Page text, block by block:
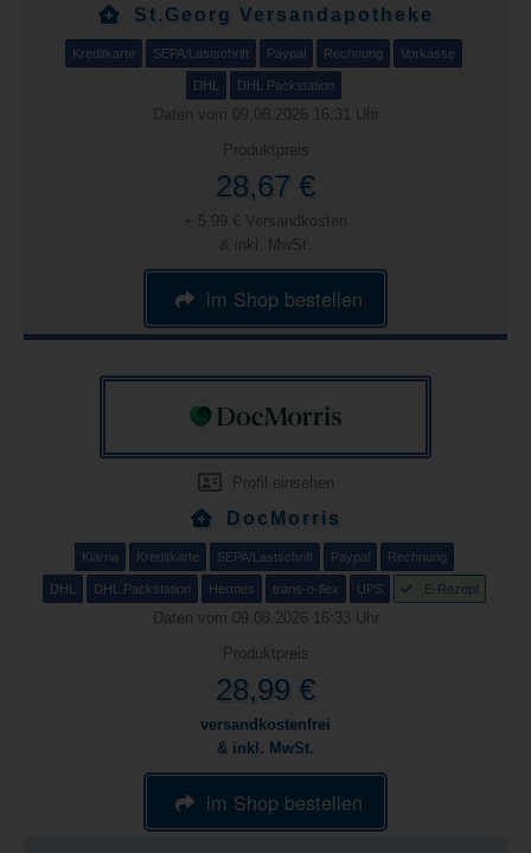
St.Georg Versandapotheke
Kreditkarte SEPA/Lastschrift Paypal Rechnung Vorkasse
DHL DHL Packstation
Daten vom 09.08.2026 16:31 Uhr
Produktpreis
28,67 €
+ 5,99 € Versandkosten
& inkl. MwSt.
im Shop bestellen
Profil einsehen
DocMorris
Klarna Kreditkarte SEPA/Lastschrift Paypal Rechnung
DHL DHL Packstation Hermes trans-o-flex UPS E-Rezept
Daten vom 09.08.2026 16:33 Uhr
Produktpreis
28,99 €
versandkostenfrei
& inkl. MwSt.
im Shop bestellen